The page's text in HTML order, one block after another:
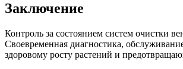
Заключение
Контроль за состоянием систем очистки
Своевременная диагностика,
здоровому росту растений и